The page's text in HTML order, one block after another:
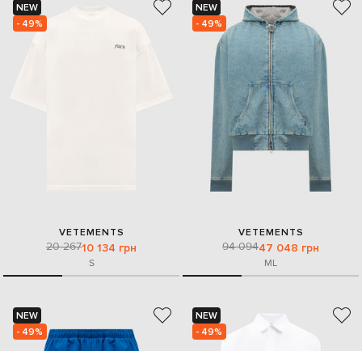
NEW
- 49%
VETEMENTS
20 26710 134 грн
S
NEW
- 49%
VETEMENTS
94 09447 048 грн
ML
NEW
- 49%
NEW
- 49%